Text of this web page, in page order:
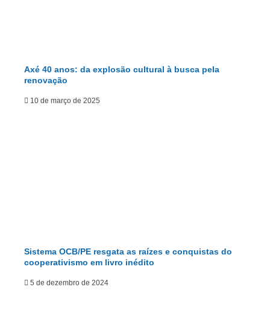
Axé 40 anos: da explosão cultural à busca pela
renovação
10 de março de 2025
Sistema OCB/PE resgata as raízes e conquistas do
cooperativismo em livro inédito
5 de dezembro de 2024